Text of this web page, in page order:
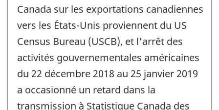
Canada sur les exportations canadiennes
vers les États-Unis proviennent du US
Census Bureau (USCB), et l'arrêt des
activités gouvernementales américaines
du 22 décembre 2018 au 25 janvier 2019
a occasionné un retard dans la
transmission à Statistique Canada des